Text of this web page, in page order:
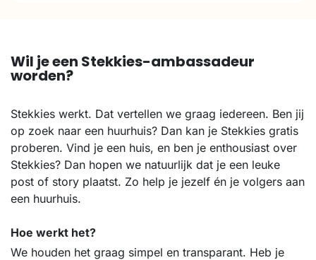
Wil je een Stekkies-ambassadeur
worden?
Stekkies werkt. Dat vertellen we graag iedereen. Ben jij
op zoek naar een huurhuis? Dan kan je Stekkies gratis
proberen. Vind je een huis, en ben je enthousiast over
Stekkies? Dan hopen we natuurlijk dat je een leuke
post of story plaatst. Zo help je jezelf én je volgers aan
een huurhuis.
Hoe werkt het?
We houden het graag simpel en transparant. Heb je